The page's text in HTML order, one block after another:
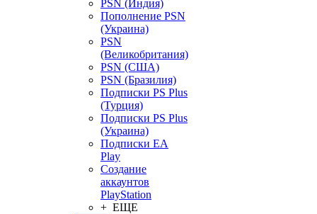
PSN (Индия)
Пополнение PSN
(Украина)
PSN
(Великобритания)
PSN (США)
PSN (Бразилия)
Подписки PS Plus
(Турция)
Подписки PS Plus
(Украина)
Подписки EA
Play
Создание
аккаунтов
PlayStation
+ ЕЩЕ